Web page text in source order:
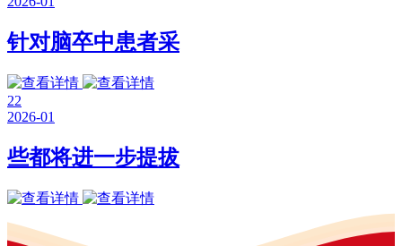
针对脑卒中患者采
22
2026-01
些都将进一步提拔